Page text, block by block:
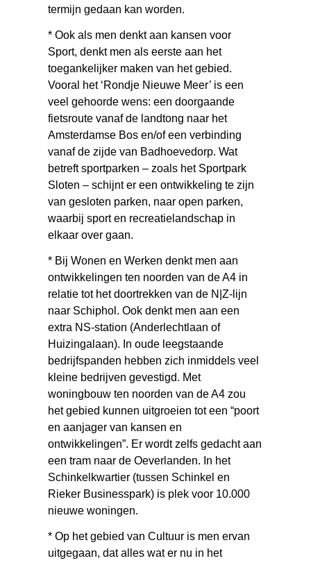
termijn gedaan kan worden.
* Ook als men denkt aan kansen voor
Sport, denkt men als eerste aan het
toegankelijker maken van het gebied.
Vooral het ‘Rondje Nieuwe Meer’ is een
veel gehoorde wens: een doorgaande
fietsroute vanaf de landtong naar het
Amsterdamse Bos en/of een verbinding
vanaf de zijde van Badhoevedorp. Wat
betreft sportparken – zoals het Sportpark
Sloten – schijnt er een ontwikkeling te zijn
van gesloten parken, naar open parken,
waarbij sport en recreatielandschap in
elkaar over gaan.
* Bij Wonen en Werken denkt men aan
ontwikkelingen ten noorden van de A4 in
relatie tot het doortrekken van de N|Z-lijn
naar Schiphol. Ook denkt men aan een
extra NS-station (Anderlechtlaan of
Huizingalaan). In oude leegstaande
bedrijfspanden hebben zich inmiddels veel
kleine bedrijven gevestigd. Met
woningbouw ten noorden van de A4 zou
het gebied kunnen uitgroeien tot een “poort
en aanjager van kansen en
ontwikkelingen”. Er wordt zelfs gedacht aan
een tram naar de Oeverlanden. In het
Schinkelkwartier (tussen Schinkel en
Rieker Businesspark) is plek voor 10.000
nieuwe woningen.
* Op het gebied van Cultuur is men ervan
uitgegaan, dat alles wat er nu in het